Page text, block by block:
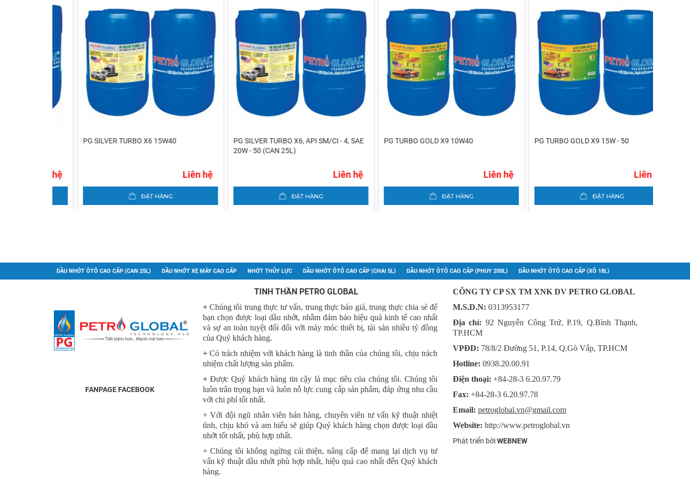
PG SILVER TURBO X6 15W40
Liên hệ
ĐẶT HÀNG
PG SILVER TURBO X6, API SM/CI - 4, SAE
20W - 50 (CAN 25L)
Liên hệ
ĐẶT HÀNG
PG TURBO GOLD X9 10W40
Liên hệ
ĐẶT HÀNG
PG TURBO GOLD X9 15W - 50
Liên hệ
ĐẶT HÀNG
DẦU NHỚT ÔTÔ CAO CẤP (CAN 25L) DẦU NHỚT XE MÁY CAO CẤP NHỚT THỦY LỰC DẦU NHỚT ÔTÔ CAO CẤP (CHAI 5L) DẦU NHỚT ÔTÔ CAO CẤP (PHUY 200L) DẦU NHỚT ÔTÔ CAO CẤP (XÔ 18L)
FANPAGE FACEBOOK
TINH THẦN PETRO GLOBAL
+Chúng tôi trung thực tư vấn, trung thực báo giá, trung thực chia sẻ để
bạn chọn được loại dầu nhớt, nhằm đảm bảo hiệu quả kinh tế cao nhất
và sự an toàn tuyệt đối đối với máy móc thiết bị, tài sản nhiều tỷ đồng
của Quý khách hàng.
+Có trách nhiệm với khách hàng là tinh thần của chúng tôi, chịu trách
nhiệm chất lượng sản phẩm.
+Được Quý khách hàng tin cậy là mục tiêu của chúng tôi. Chúng tôi
luôn trân trọng bạn và luôn nỗ lực cung cấp sản phẩm, đáp ứng nhu cầu
với chi phí tốt nhất.
+ Với đội ngũ nhân viên bán hàng, chuyên viên tư vấn kỹ thuật nhiệt
tình, chịu khó và am hiểu sẽ giúp Quý khách hàng chọn được loại dầu
nhớt tốt nhất, phù hợp nhất.
+ Chúng tôi không ngừng cải thiện, nâng cấp để mang lại dịch vụ tư
vấn kỹ thuật dầu nhớt phù hợp nhất, hiệu quả cao nhất đến Quý khách
hàng.
CÔNG TY CP SX TM XNK DV PETRO GLOBAL
M.S.D.N: 0313953177
Địa chỉ: 92 Nguyễn Công Trứ, P.19, Q.Bình Thạnh,
TP.HCM
VPĐD: 78/8/2 Đường 51, P.14, Q.Gò Vấp, TP.HCM
Hotline: 0938.20.00.91
Điện thoại: +84-28-3 6.20.97.79
Fax: +84-28-3 6.20.97.78
Email: petroglobal.vn@gmail.com
Website: http://www.petroglobal.vn
Phát triển bởiWEBNEW